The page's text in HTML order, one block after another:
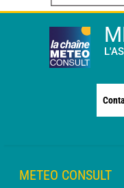
METEO CONSULT